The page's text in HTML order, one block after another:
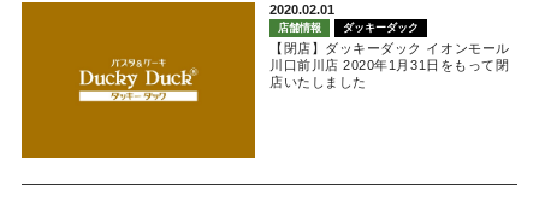
2020.02.01
店舗情報 ダッキーダック
【閉店】ダッキーダック イオンモール
川口前川店 2020年1月31日をもって閉
店いたしました